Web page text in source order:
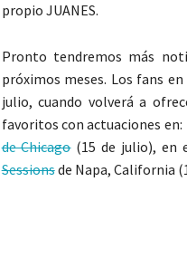
propio JUANES.
Pronto tendremos más
próximos meses. Los fans
julio, cuando volverá a
favoritos con actuaciones
de Chicago(15 de julio), en
Sessionsde Napa, California